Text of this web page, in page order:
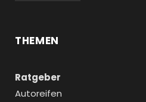
THEMEN
Ratgeber
Autoreifen